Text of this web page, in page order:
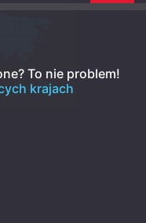
To nie problem!
krajach